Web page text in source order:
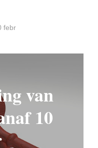
febr
van
10